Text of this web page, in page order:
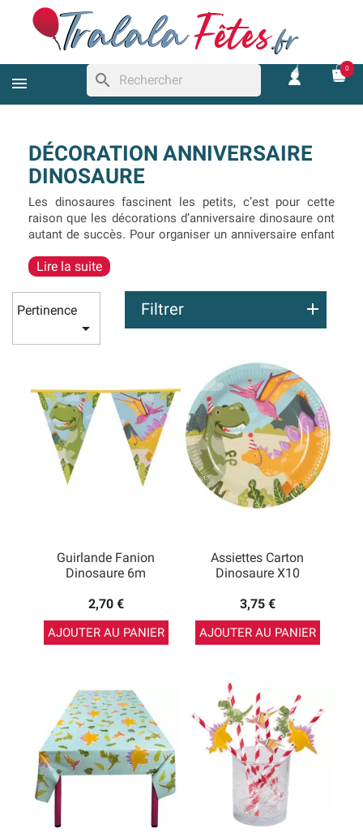
search
0
DÉCORATION ANNIVERSAIRE
DINOSAURE
Les dinosaures fascinent les petits, c’est pour cette
raison que les décorations d’anniversaire dinosaure ont
autant de succès. Pour organiser un anniversaire enfant
une gamme complète assortie pour faire voyager les
rubrique, vous trouverez plusieurs gammes en déco
d’anniversaire dinosaure. Certaines sont destinées aux
plus petites et d’autres aux enfants un peu plus grands.
Vous trouverez tout ce qu’il faut pour organiser un
goûter d’anniversaire sur le thème des dinosaures, qui
restera gravé longtemps dans la mémoire des enfants.
Lire la suite
Pertinence

Filtrer
Guirlande Fanion
Dinosaure 6m
2,70 €
AJOUTER AU PANIER
Assiettes Carton
Dinosaure X10
3,75 €
AJOUTER AU PANIER